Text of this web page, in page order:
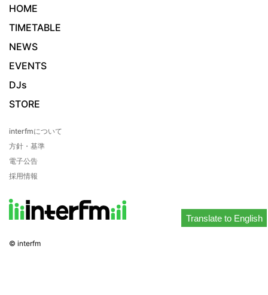
Translate to English
HOME
TIMETABLE
NEWS
EVENTS
DJs
STORE
interfmについて
方針・基準
電子公告
採用情報
© interfm